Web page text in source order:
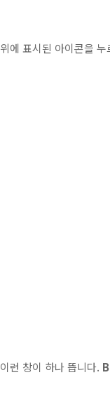
위에 표시된 아이콘을
이런 창이 하나 뜹니다.